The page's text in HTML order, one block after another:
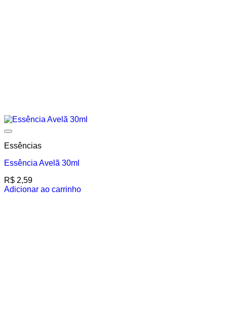
Essências
Essência Avelã 30ml
R$ 2,59
Adicionar ao carrinho